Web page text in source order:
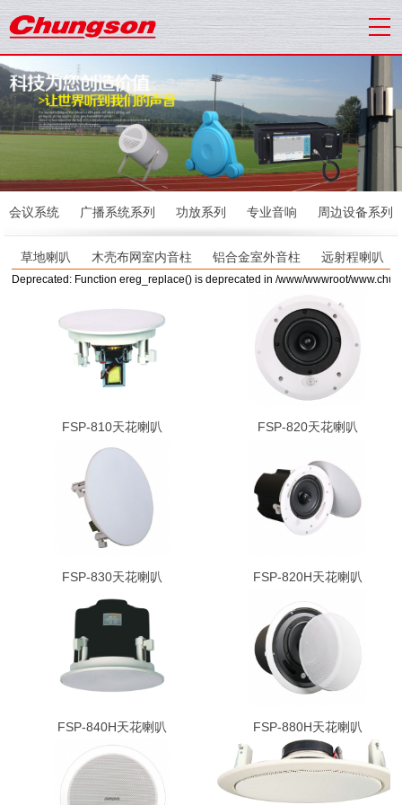
会议系统 广播系统系列 功放系列 专业音响 周边设备系列
草地喇叭 木壳布网室内音柱 铝合金室外音柱 远射程喇叭
Deprecated: Function ereg_replace() is deprecated in /www/wwwroot/
FSP-810天花喇叭 FSP-820天花喇叭
FSP-830天花喇叭 FSP-820H天花喇叭
FSP-840H天花喇叭 FSP-880H天花喇叭